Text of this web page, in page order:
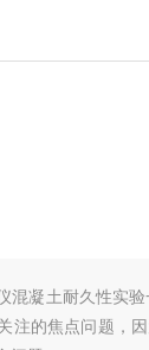
混凝土耐久性实
注的焦点问题，